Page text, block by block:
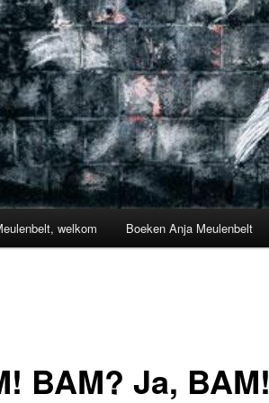
welkom Boeken Anja Meulenbelt
BAM? Ja,